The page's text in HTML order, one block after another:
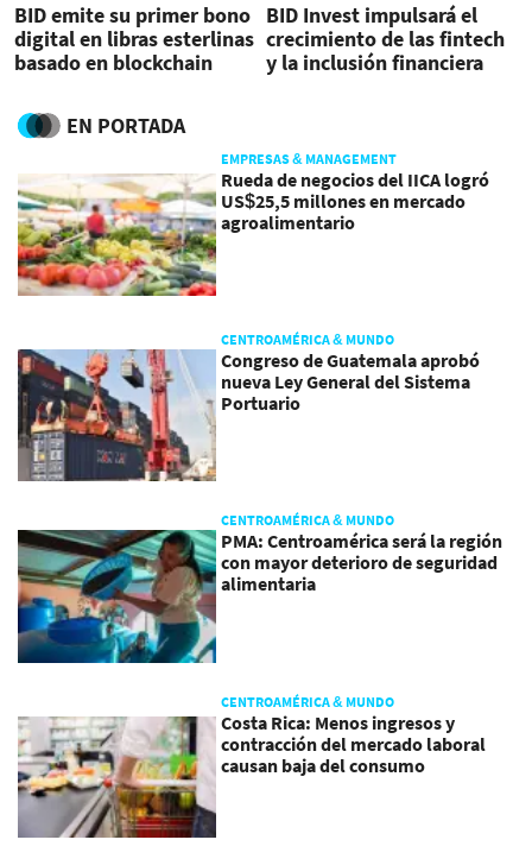
BID emite su primer bono
digital en libras esterlinas
basado en blockchain
BID Invest impulsará el
crecimiento de las fintech
y la inclusión financiera
EN PORTADA
EMPRESAS & MANAGEMENT
Rueda de negocios del IICA logró
US$25,5 millones en mercado
agroalimentario
CENTROAMÉRICA & MUNDO
Congreso de Guatemala aprobó
nueva Ley General del Sistema
Portuario
CENTROAMÉRICA & MUNDO
PMA: Centroamérica será la región
con mayor deterioro de seguridad
alimentaria
CENTROAMÉRICA & MUNDO
Costa Rica: Menos ingresos y
contracción del mercado laboral
causan baja del consumo